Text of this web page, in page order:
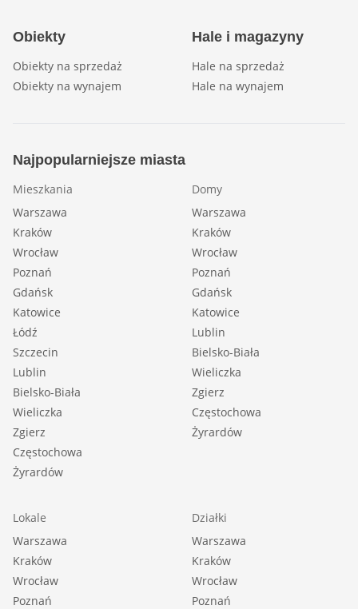
Obiekty
Obiekty na sprzedaż
Obiekty na wynajem
Hale i magazyny
Hale na sprzedaż
Hale na wynajem
Najpopularniejsze miasta
Mieszkania
Warszawa
Kraków
Wrocław
Poznań
Gdańsk
Katowice
Łódź
Szczecin
Lublin
Bielsko-Biała
Wieliczka
Zgierz
Częstochowa
Żyrardów
Domy
Warszawa
Kraków
Wrocław
Poznań
Gdańsk
Katowice
Lublin
Bielsko-Biała
Wieliczka
Zgierz
Częstochowa
Żyrardów
Lokale
Warszawa
Kraków
Wrocław
Poznań
Działki
Warszawa
Kraków
Wrocław
Poznań